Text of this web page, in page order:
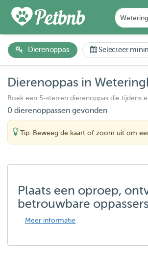
Dierenoppas Selecteer
Dierenoppas in
Boek een 5-sterren dierenoppas die tijdens
0 dierenoppassen gevonden
Tip: Beweeg de kaart of zoom uit om
Plaats een oproep,
betrouwbare oppassers
Meer informatie